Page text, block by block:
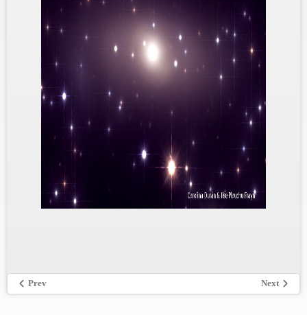
Prev Next